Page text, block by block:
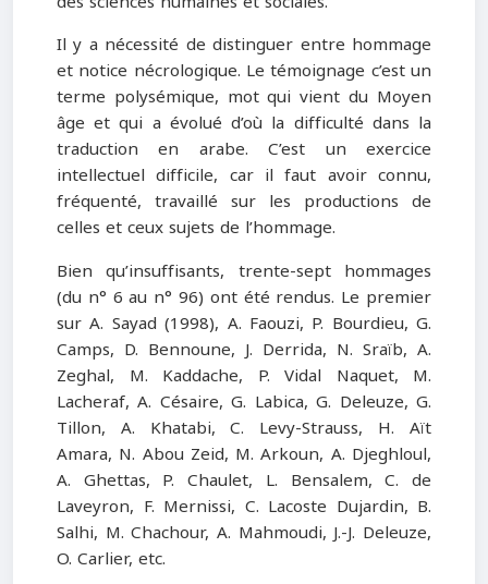
Il y a nécessité de distinguer entre hommage
et notice nécrologique. Le témoignage c’est un
terme polysémique, mot qui vient du Moyen
âge et qui a évolué d’où la difficulté dans la
traduction en arabe. C’est un exercice
intellectuel difficile, car il faut avoir connu,
fréquenté, travaillé sur les productions de
celles et ceux sujets de l’hommage.
Bien qu’insuffisants, trente-sept hommages
(du n° 6 au n° 96) ont été rendus. Le premier
sur A. Sayad (1998), A. Faouzi, P. Bourdieu, G.
Camps, D. Bennoune, J. Derrida, N. Sraïb, A.
Zeghal, M. Kaddache, P. Vidal Naquet, M.
Lacheraf, A. Césaire, G. Labica, G. Deleuze, G.
Tillon, A. Khatabi, C. Levy-Strauss, H. Aït
Amara, N. Abou Zeid, M. Arkoun, A. Djeghloul,
A. Ghettas, P. Chaulet, L. Bensalem, C. de
Laveyron, F. Mernissi, C. Lacoste Dujardin, B.
Salhi, M. Chachour, A. Mahmoudi, J.-J. Deleuze,
O. Carlier, etc.